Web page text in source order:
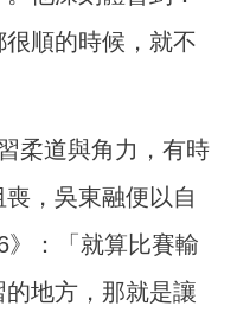
很順的時候，就不
柔道與角力，有時
，吳東融便以自
》：「就算比賽輸
地方，那就是讓